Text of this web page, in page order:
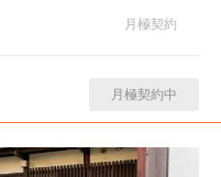
月極契約
月極契約中